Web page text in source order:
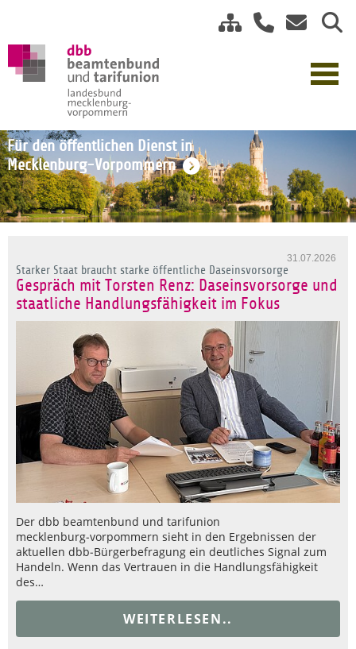
Für den öffentlichen Dienst in
Mecklenburg-Vorpommern
31.07.2026
Starker Staat braucht starke öffentliche Daseinsvorsorge
Gespräch mit Torsten Renz: Daseinsvorsorge und
staatliche Handlungsfähigkeit im Fokus
Der dbb beamtenbund und tarifunion
mecklenburg‑vorpommern sieht in den Ergebnissen der
aktuellen dbb‑Bürgerbefragung ein deutliches Signal zum
Handeln. Wenn das Vertrauen in die Handlungsfähigkeit
des…
WEITERLESEN..